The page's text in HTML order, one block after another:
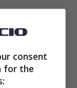
la
non
è
consent
for the